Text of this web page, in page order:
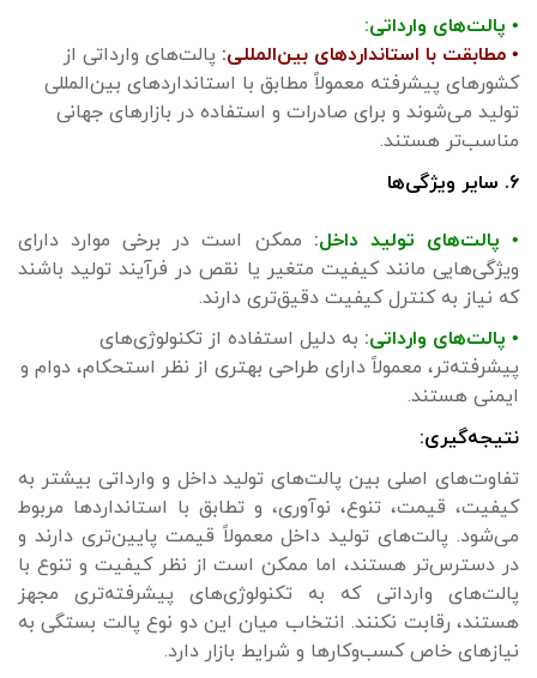
• پالت‌های وارداتی:
• مطابقت با استانداردهای بین‌المللی: پالت‌های وارداتی از
کشورهای پیشرفته معمولاً مطابق با استانداردهای بین‌المللی
تولید می‌شوند و برای صادرات و استفاده در بازارهای جهانی
مناسب‌تر هستند.
۶. سایر ویژگی‌ها
• پالت‌های تولید داخل: ممکن است در برخی موارد دارای
ویژگی‌هایی مانند کیفیت متغیر یا نقص در فرآیند تولید باشند
که نیاز به کنترل کیفیت دقیق‌تری دارند.
• پالت‌های وارداتی: به دلیل استفاده از تکنولوژی‌های
پیشرفته‌تر، معمولاً دارای طراحی بهتری از نظر استحکام، دوام و
ایمنی هستند.
نتیجه‌گیری:
تفاوت‌های اصلی بین پالت‌های تولید داخل و وارداتی بیشتر به
کیفیت، قیمت، تنوع، نوآوری، و تطابق با استانداردها مربوط
می‌شود. پالت‌های تولید داخل معمولاً قیمت پایین‌تری دارند و
در دسترس‌تر هستند، اما ممکن است از نظر کیفیت و تنوع با
پالت‌های وارداتی که به تکنولوژی‌های پیشرفته‌تری مجهز
هستند، رقابت نکنند. انتخاب میان این دو نوع پالت بستگی به
نیازهای خاص کسب‌وکارها و شرایط بازار دارد.